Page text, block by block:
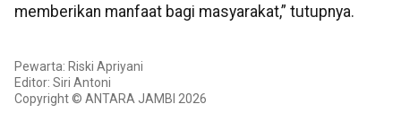
memberikan manfaat bagi masyarakat,” tutupnya.
Pewarta: Riski Apriyani
Editor: Siri Antoni
Copyright © ANTARA JAMBI 2026